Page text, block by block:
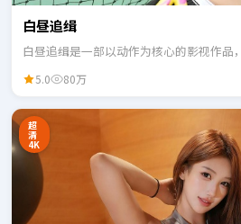
白昼追缉
白昼追缉是一部以动作为核心的影视作品
5.0 80万
超
清
4K